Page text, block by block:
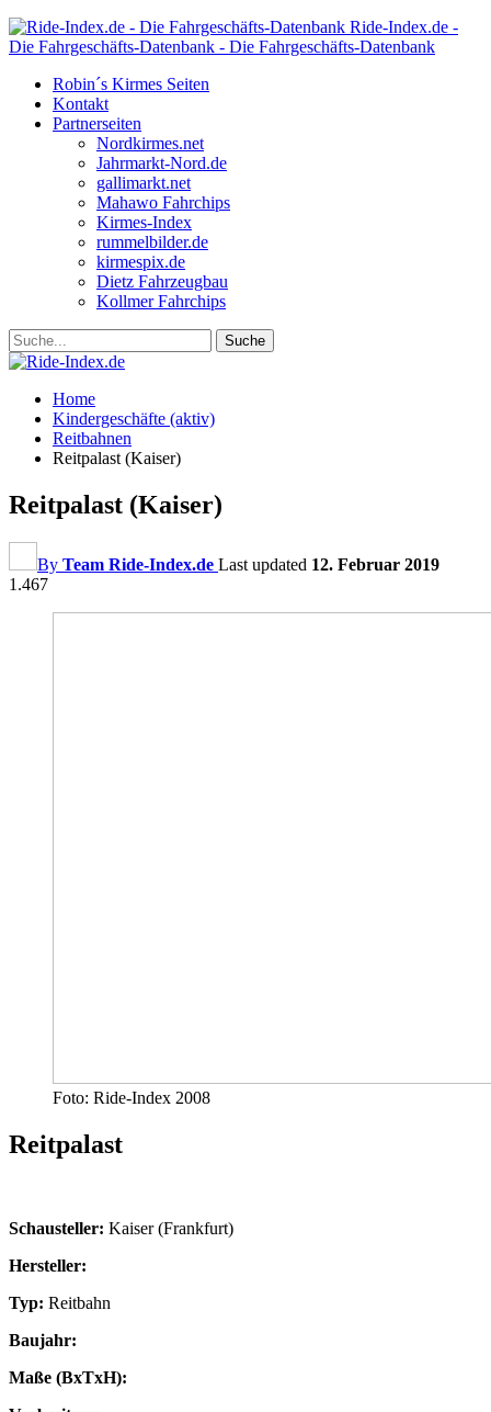
Ride-Index.de -
Die Fahrgeschäfts-Datenbank - Die Fahrgeschäfts-Datenbank
Robin´s Kirmes Seiten
Kontakt
Partnerseiten
Nordkirmes.net
Jahrmarkt-Nord.de
gallimarkt.net
Mahawo Fahrchips
Kirmes-Index
rummelbilder.de
kirmespix.de
Dietz Fahrzeugbau
Kollmer Fahrchips
Home
Kindergeschäfte (aktiv)
Reitbahnen
Reitpalast (Kaiser)
Reitpalast (Kaiser)
By Team Ride-Index.de Last updated 12. Februar 2019
1.467
Foto: Ride-Index 2008
Reitpalast
Schausteller: Kaiser (Frankfurt)
Hersteller:
Typ: Reitbahn
Baujahr:
Maße (BxTxH):